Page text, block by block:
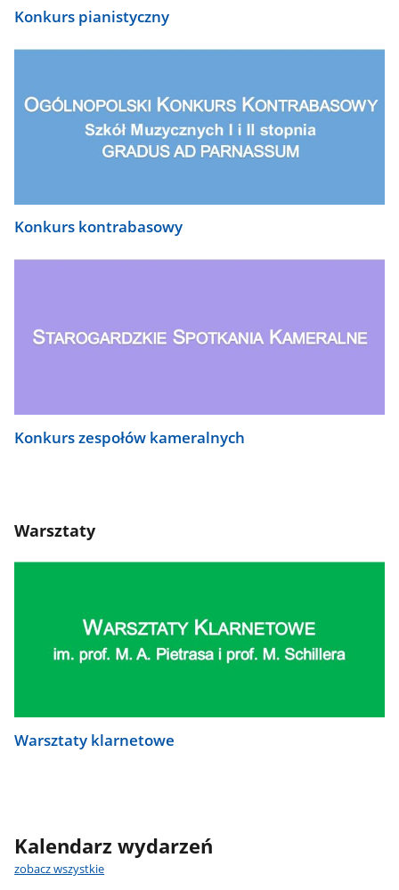
Konkurs pianistyczny
Konkurs kontrabasowy
Konkurs zespołów kameralnych
Warsztaty
Warsztaty klarnetowe
Kalendarz wydarzeń
zobacz wszystkie